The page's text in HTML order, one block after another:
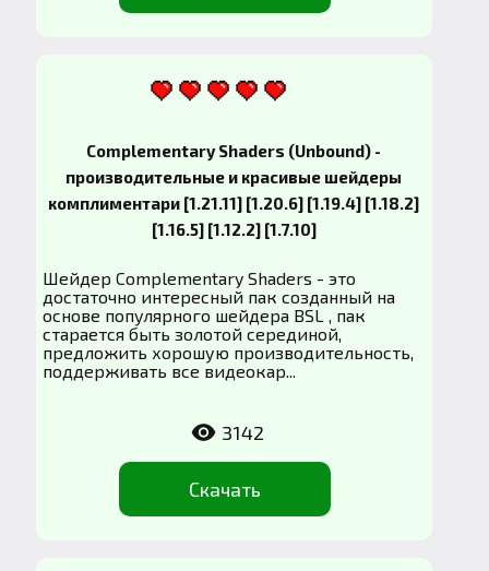
Complementary Shaders (Unbound) -
производительные и красивые шейдеры
комплиментари [1.21.11] [1.20.6] [1.19.4] [1.18.2]
[1.16.5] [1.12.2] [1.7.10]
Шейдер Complementary Shaders - это
достаточно интересный пак созданный на
основе популярного шейдера BSL , пак
старается быть золотой серединой,
предложить хорошую производительность,
поддерживать все видеокар...
Скачать
3142